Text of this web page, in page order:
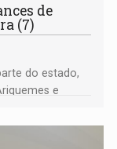
de
(7)
do estado,
e